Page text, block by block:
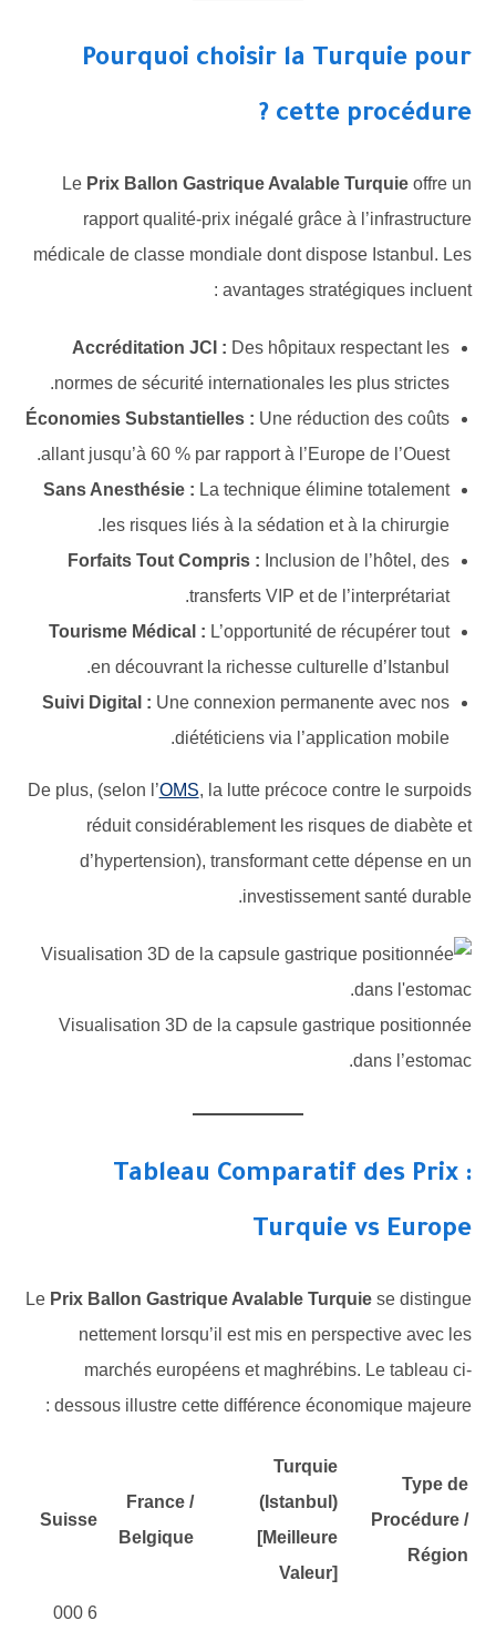
Pourquoi choisir la Turquie pour
cette procédure ?
Le Prix Ballon Gastrique Avalable Turquieoffre un
rapport qualité-prix inégalé grâce à l’infrastructure
médicale de classe mondiale dont dispose Istanbul. Les
avantages stratégiques incluent :
Accréditation JCI : Des hôpitaux respectant les
normes de sécurité internationales les plus strictes.
Économies Substantielles : Une réduction des coûts
allant jusqu’à 60 % par rapport à l’Europe de l’Ouest.
Sans Anesthésie : La technique élimine totalement
les risques liés à la sédation et à la chirurgie.
Forfaits Tout Compris : Inclusion de l’hôtel, des
transferts VIP et de l’interprétariat.
Tourisme Médical : L’opportunité de récupérer tout
en découvrant la richesse culturelle d’Istanbul.
Suivi Digital : Une connexion permanente avec nos
diététiciens via l’application mobile.
De plus, (selon l’OMS, la lutte précoce contre le surpoids
réduit considérablement les risques de diabète et
d’hypertension), transformant cette dépense en un
investissement santé durable.
Visualisation 3D de la capsule gastrique positionnée
dans l’estomac.
Tableau Comparatif des Prix :
Turquie vs Europe
Le Prix Ballon Gastrique Avalable Turquiese distingue
nettement lorsqu’il est mis en perspective avec les
marchés européens et maghrébins. Le tableau ci-
dessous illustre cette différence économique majeure :
Type de
Procédure /
Région
Turquie
(Istanbul)
[Meilleure
Valeur]
France /
Belgique
Suisse
6 000